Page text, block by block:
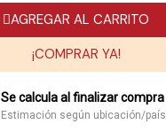
AGREGAR AL CARRITO
¡COMPRAR YA!
Se calcula al finalizar compra
Estimación según ubicación/país